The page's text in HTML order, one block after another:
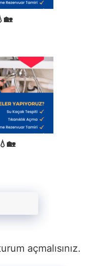
açmalısınız.